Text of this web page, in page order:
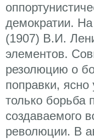
демократии. На
(1907) В.И.
элементов.
резолюцию о
поправки, ясно
только борьба
создаваемого
революции. В